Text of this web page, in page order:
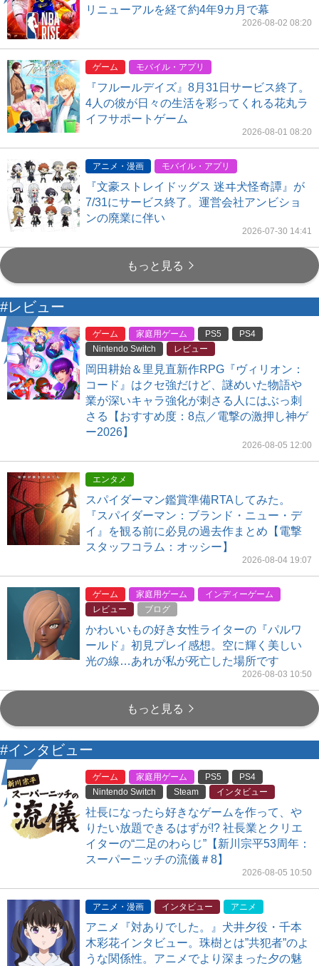
リニューアルを経て約4年9カ月で幕
2026-08-02 08:20
ゲーム モバイル・アプリ
『フルールデイズ』8月31日サービス終了。
4人の彼が日々の生活を彩ってくれる花丸ラ
イフサポートゲーム
2026-08-01 08:20
アニメ・漫画 モバイル・アプリ
『文豪ストレイドッグス 迷ヰ犬怪奇譚』が
7/31にサービス終了。運営会社アンビショ
ンの廃業に伴い
2026-07-30 14:41
もっと見る
#レビュー
ゲーム 家庭用ゲーム PS5
PS4
Nintendo Switch
レビュー
岡田耕始＆里見直新作RPG『ヴィリオン：
コード』はクセ強だけど、謎めいた物語や
業が深いキャラ強化が刺さる人にはぶっ刺
さる【おすすめ度：8点／電撃の激押し神ゲ
ー2026】
2026-08-05 12:00
エンタメ
スパイダーマン鑑賞準備RTAしてみた。
『スパイダーマン：ブランド・ニュー・デ
イ』を観る前に必見の過去作まとめ【電撃
スタッフコラム：オッシー】
2026-08-04 19:07
ゲーム 家庭用ゲーム
インディーゲーム
レビュー
ブログ
かわいいもの好き女性ライターの『パルワ
ールド』初見プレイ感想。空に輝く美しい
光の線…あれが私が死亡した場所です
2026-08-03 10:50
もっと見る
#インタビュー
ゲーム 家庭用ゲーム PS5
PS4
Nintendo Switch
Steam インタビュー
社長になったら好きなゲームを作って、や
りたい放題できるはずが!? 社長業とクリエ
イターの“二足のわらじ”【新川宗平53周年：
スーパーニッチの流儀＃8】
2026-08-05 10:50
アニメ・漫画 インタビュー アニメ
アニメ『対ありでした。』犬井夕役・千本
木彩花インタビュー。珠樹とは”共犯者”のよ
うな関係性。アニメでより深まった夕の魅